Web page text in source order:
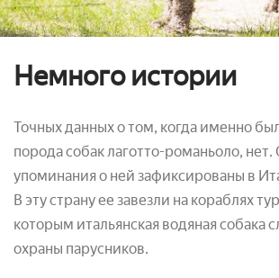
Немного истории
Точных данных о том, когда именно
порода собак лаготто-романьоло,
упоминания о ней зафиксированы в
В эту страну ее завезли на кораблях
которым итальянская водяная собака
охраны парусников.